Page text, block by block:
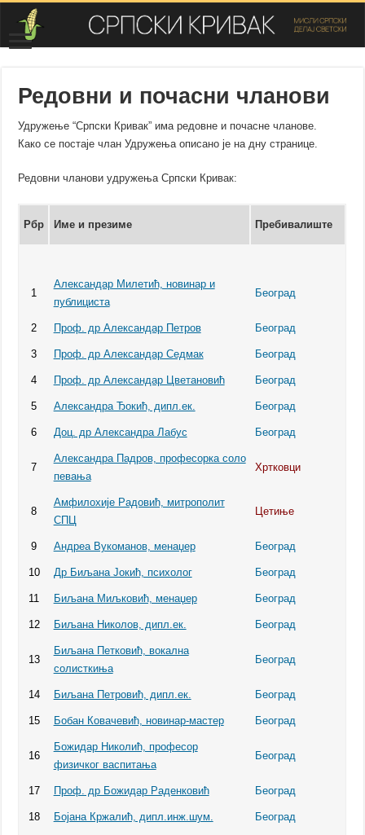
Редовни и почасни чланови
Удружење “Српски Кривак” има редовне и почасне чланове.
Како се постаје члан Удружења описано је на дну странице.
Редовни чланови удружења Српски Кривак:
Рбр Име и презиме Пребивалиште
1
Александар Милетић, новинар и
публициста
Београд
2 Проф. др Александар Петров Београд
3 Проф. др Александар Седмак Београд
4 Проф. др Александар Цветановић Београд
5 Александра Ђокић, дипл.ек. Београд
6 Доц. др Александра Лабус Београд
7
Александра Падров, професорка соло
певања
Хртковци
8
Амфилохије Радовић, митрополит
СПЦ
Цетиње
9 Андреа Вукоманов, менаџер Београд
10 Др Биљана Јокић, психолог Београд
11 Биљана Миљковић, менаџер Београд
12 Биљана Николов, дипл.ек. Београд
13
Биљана Петковић, вокална
солисткиња
Београд
14 Биљана Петровић, дипл.ек. Београд
15 Бобан Ковачевић, новинар-мастер Београд
16
Божидар Николић, професор
физичког васпитања
Београд
17 Проф. др Божидар Раденковић Београд
18 Бојана Кржалић, дипл.инж.шум. Београд